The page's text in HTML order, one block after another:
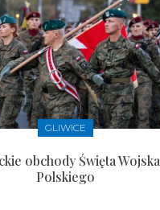
GLIWICE
obchody Święta Wojska
Polskiego